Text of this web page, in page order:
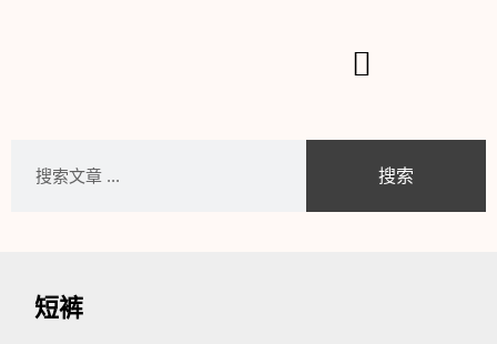
搜索
短裤